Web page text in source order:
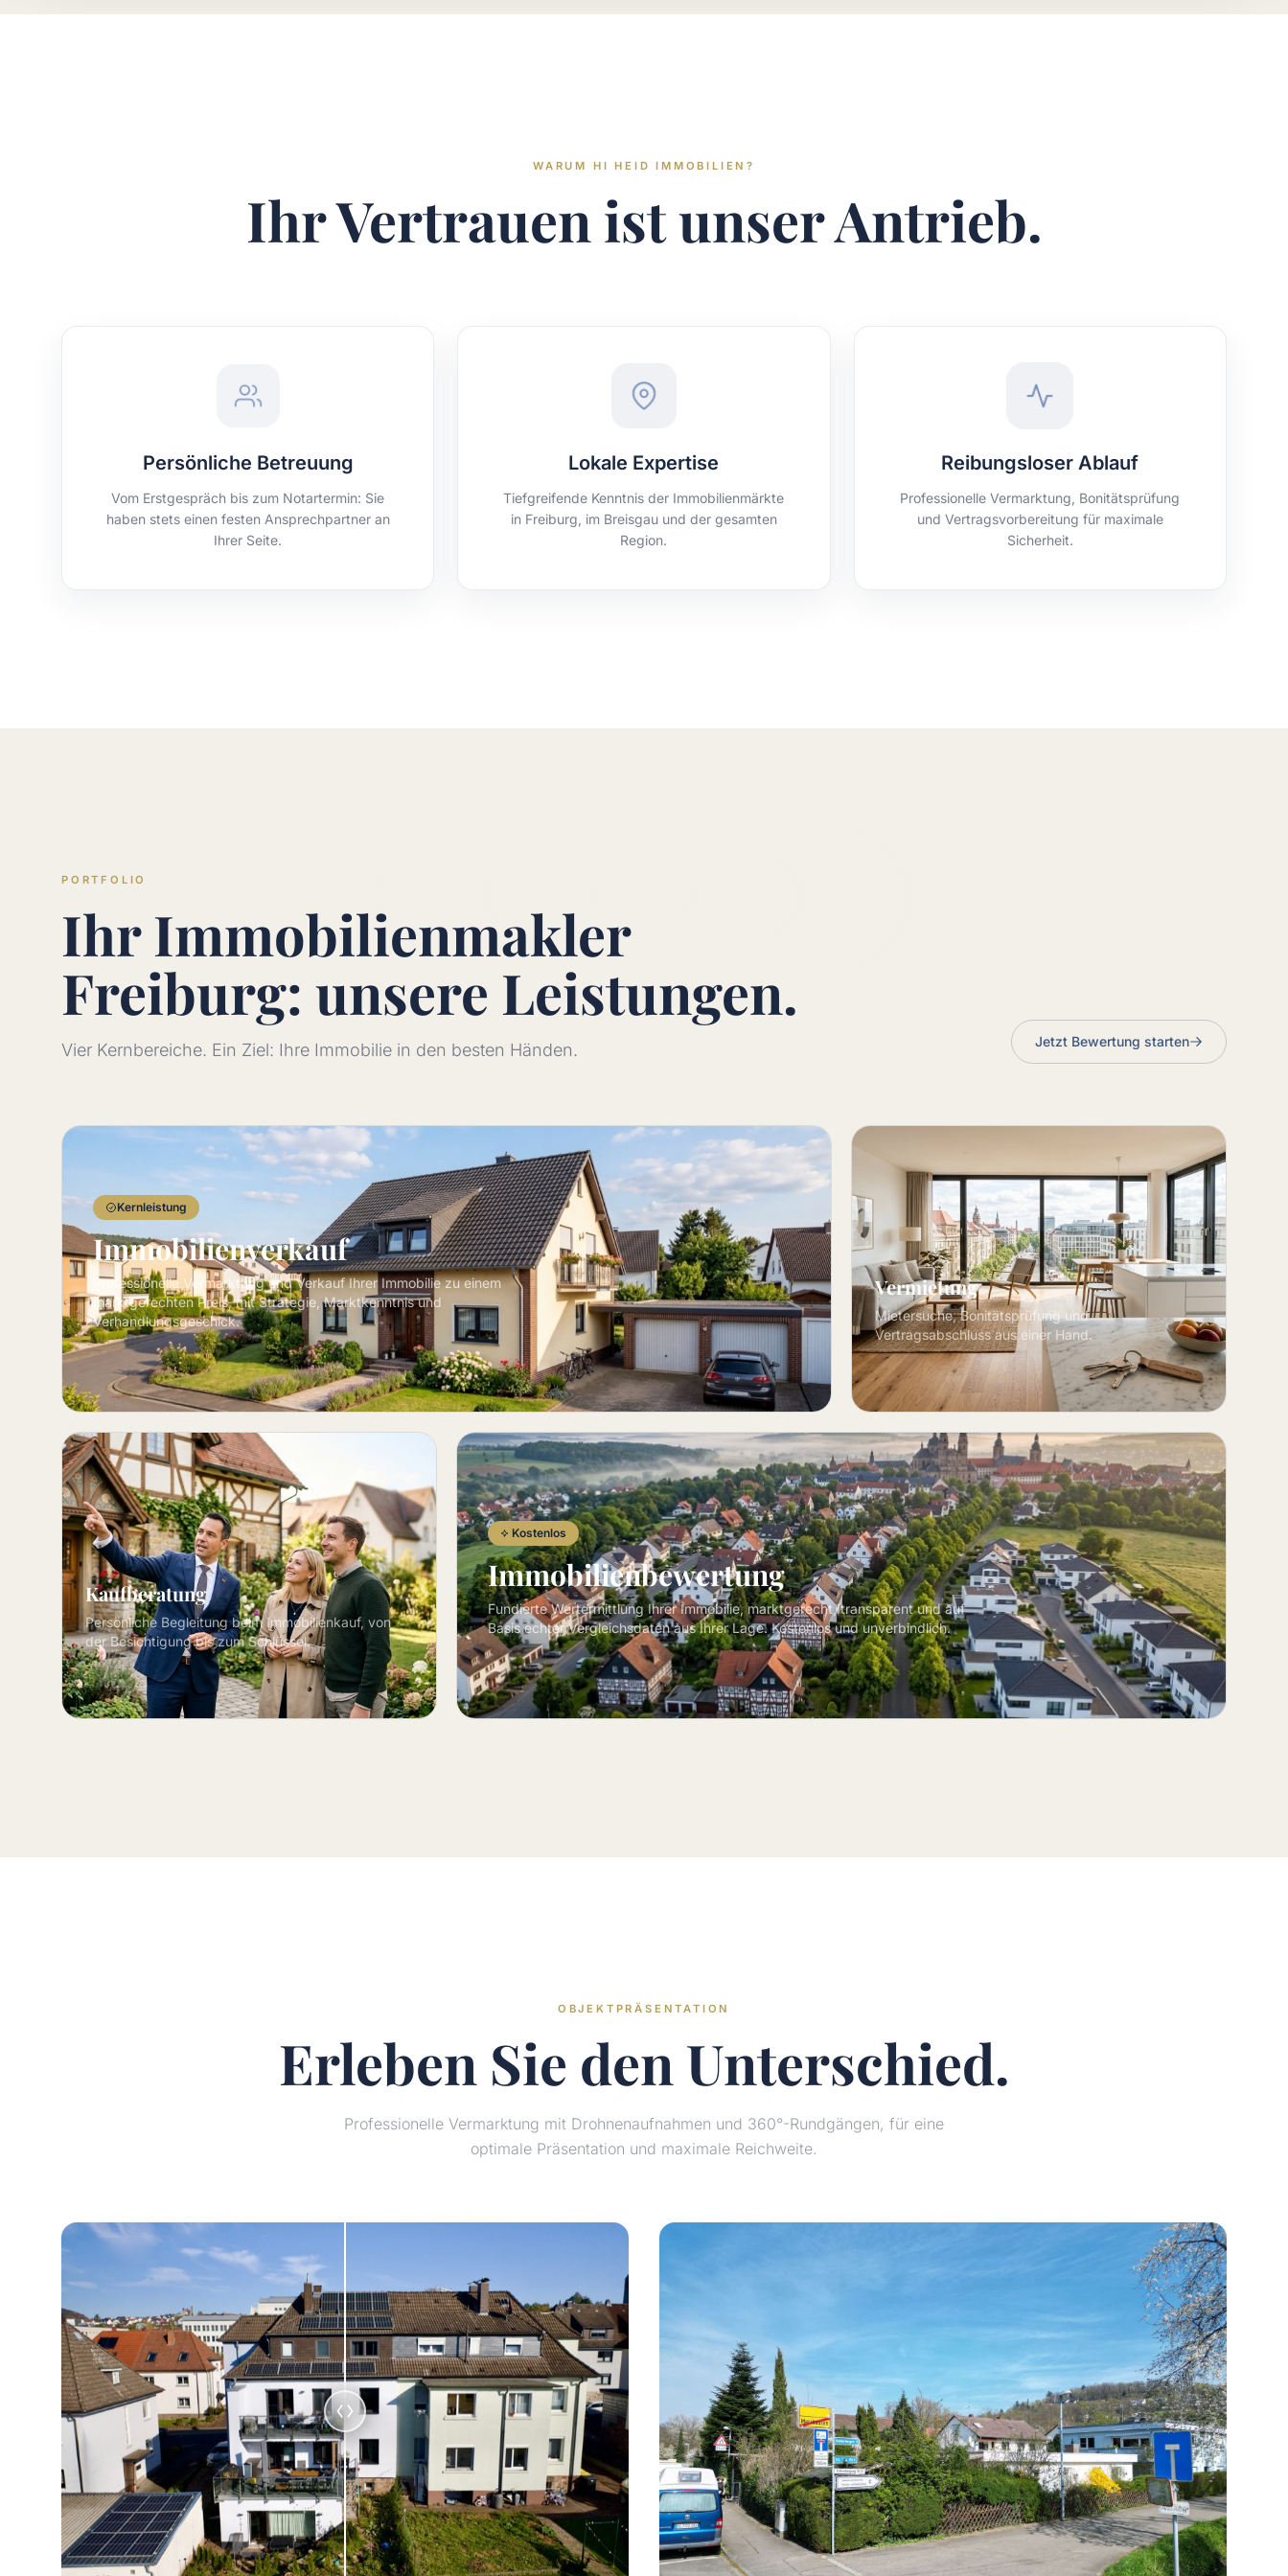
WARUM HI HEID IMMOBILIEN?
Ihr Vertrauen ist unserAntrieb.
Persönliche Betreuung
Vom Erstgespräch bis zum Notartermin: Sie
haben stets einen festen Ansprechpartner an
Ihrer Seite.
Lokale Expertise
Tiefgreifende Kenntnis der Immobilienmärkte
in Freiburg, im Breisgau und der gesamten
Region.
Reibungsloser Ablauf
Professionelle Vermarktung, Bonitätsprüfung
und Vertragsvorbereitung für maximale
Sicherheit.
PORTFOLIO
Ihr Immobilienmakler
Freiburg: unsere Leistungen.
Vier Kernbereiche. Ein Ziel: Ihre Immobilie in den besten Händen. Jetzt Bewertung starten
Kernleistung
Immobilienverkauf
Professionelle Vermarktung und Verkauf Ihrer Immobilie zu einem
marktgerechten Preis, mit Strategie, Marktkenntnis und
Verhandlungsgeschick.
Vermietung
Mietersuche, Bonitätsprüfung und
Vertragsabschluss aus einer Hand.
Kaufberatung
Persönliche Begleitung beim Immobilienkauf, von
der Besichtigung bis zum Schlüssel.
Kostenlos
Immobilienbewertung
Fundierte Wertermittlung Ihrer Immobilie, marktgerecht, transparent und auf
Basis echter Vergleichsdaten aus Ihrer Lage. Kostenlos und unverbindlich.
OBJEKTPRÄSENTATION
Erleben Sie den Unterschied.
Professionelle Vermarktung mit Drohnenaufnahmen und 360°-Rundgängen, für eine
optimale Präsentation und maximale Reichweite.